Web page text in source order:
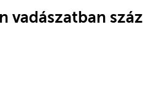
vadászatban száz